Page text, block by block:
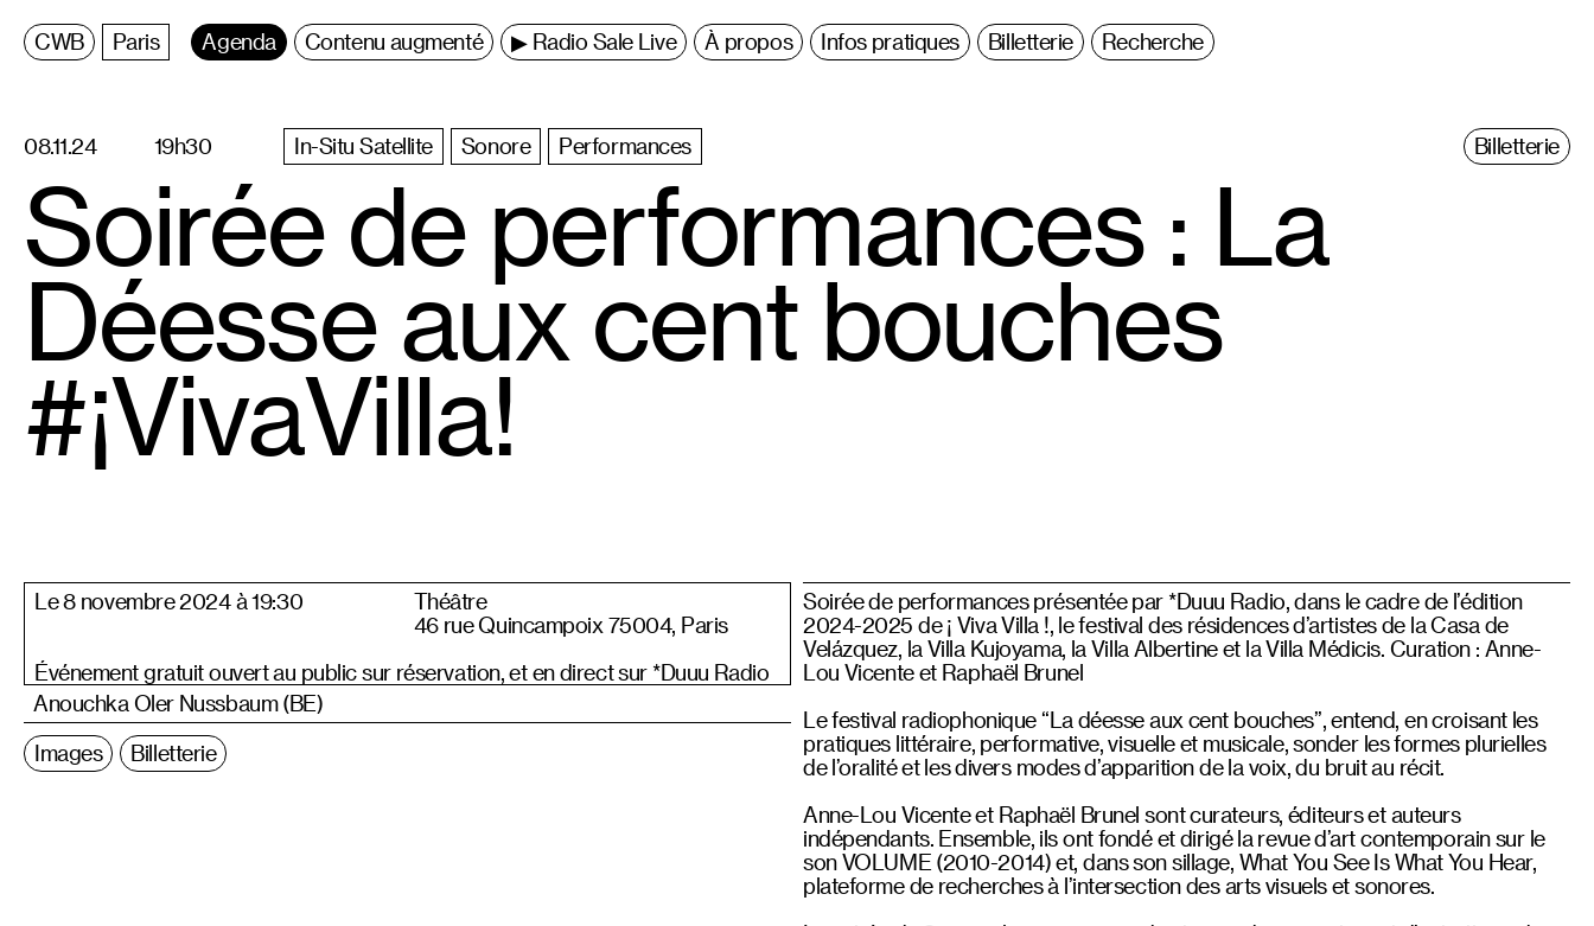
Centre
Wallonie
Bruxelles
Paris Agenda Contenu augmenté ▶ Radio Sale Live À propos Infos pratiques Billetterie Recherche
08.11.24 19h30 In-Situ Satellite Sonore Performances Billetterie
Soirée de performances : La
Déesse aux cent bouches
#¡VivaVilla!
Le 8 novembre 2024 à 19:30
Théâtre
46 rue Quincampoix 75004, Paris
Événement gratuit ouvert au public sur réservation, et en direct sur *Duuu Radio
Anouchka Oler Nussbaum (BE)
Images
Billetterie
Soirée de performances présentée par *Duuu Radio, dans le cadre de l’édition
2024-2025 de ¡ Viva Villa !, le festival des résidences d’artistes de la Casa de
Velázquez, la Villa Kujoyama, la Villa Albertine et la Villa Médicis. Curation : Anne-
Lou Vicente et Raphaël Brunel
Le festival radiophonique “La déesse aux cent bouches”, entend, en croisant les
pratiques littéraire, performative, visuelle et musicale, sonder les formes plurielles
de l’oralité et les divers modes d’apparition de la voix, du bruit au récit.
Anne-Lou Vicente et Raphaël Brunel sont curateurs, éditeurs et auteurs
indépendants. Ensemble, ils ont fondé et dirigé la revue d’art contemporain sur le
son VOLUME (2010-2014) et, dans son sillage, What You See Is What You Hear,
plateforme de recherches à l’intersection des arts visuels et sonores.